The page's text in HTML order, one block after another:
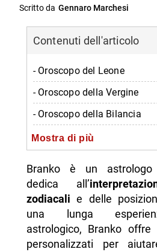
Scritto da Gennaro Marchesi
Contenuti dell'articolo
- Oroscopo del Leone
- Oroscopo della Vergine
- Oroscopo della Bilancia
- Oroscopo dello Scorpione
Mostra di più
Branko è un
dedica all’
zodiacali e delle
una lunga
astrologico, Branko
personalizzati per